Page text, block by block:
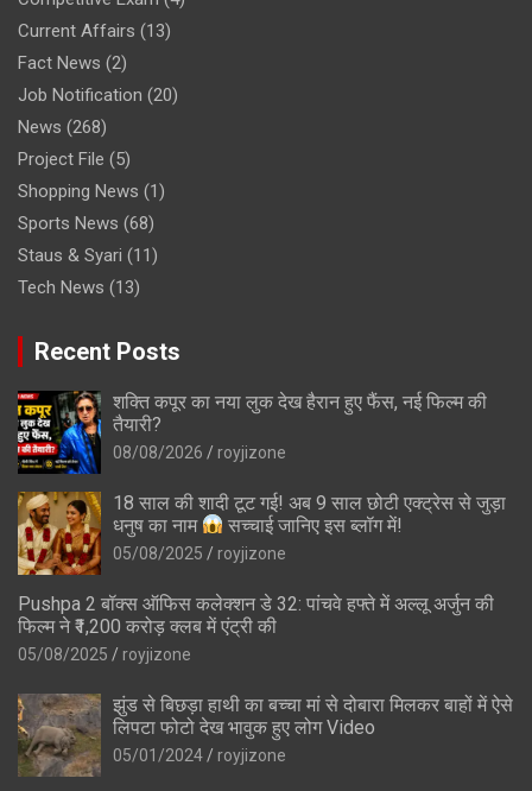
Current Affairs (13)
Fact News (2)
Job Notification (20)
News (268)
Project File (5)
Shopping News (1)
Sports News (68)
Staus & Syari (11)
Tech News (13)
Recent Posts
शक्ति कपूर का नया लुक देख हैरान हुए फैंस, नई फिल्म की
तैयारी?
08/08/2026 royjizone
18 साल की शादी टूट गई! अब 9 साल छोटी एक्ट्रेस से जुड़ा
धनुष का नाम
सच्चाई जानिए इस ब्लॉग में!
05/08/2025 royjizone
Pushpa 2 बॉक्स ऑफिस कलेक्शन डे 32: पांचवे हफ्ते में अल्लू अर्जुन की
फिल्म ने ₹1,200 करोड़ क्लब में एंट्री की
05/08/2025 royjizone
झुंड से बिछड़ा हाथी का बच्चा मां से दोबारा मिलकर बाहों में ऐसे
लिपटा फोटो देख भावुक हुए लोग Video
05/01/2024 royjizone